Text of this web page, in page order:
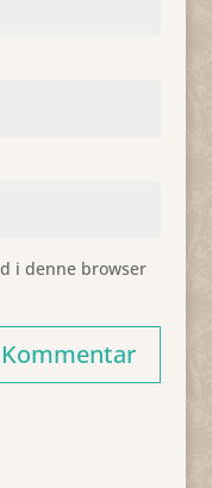
i denne browser